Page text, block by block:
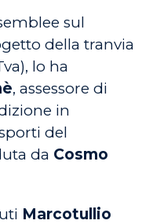
sul
della tranvia
lo ha
, assessore di
in
del
da Cosmo
Marcotullio